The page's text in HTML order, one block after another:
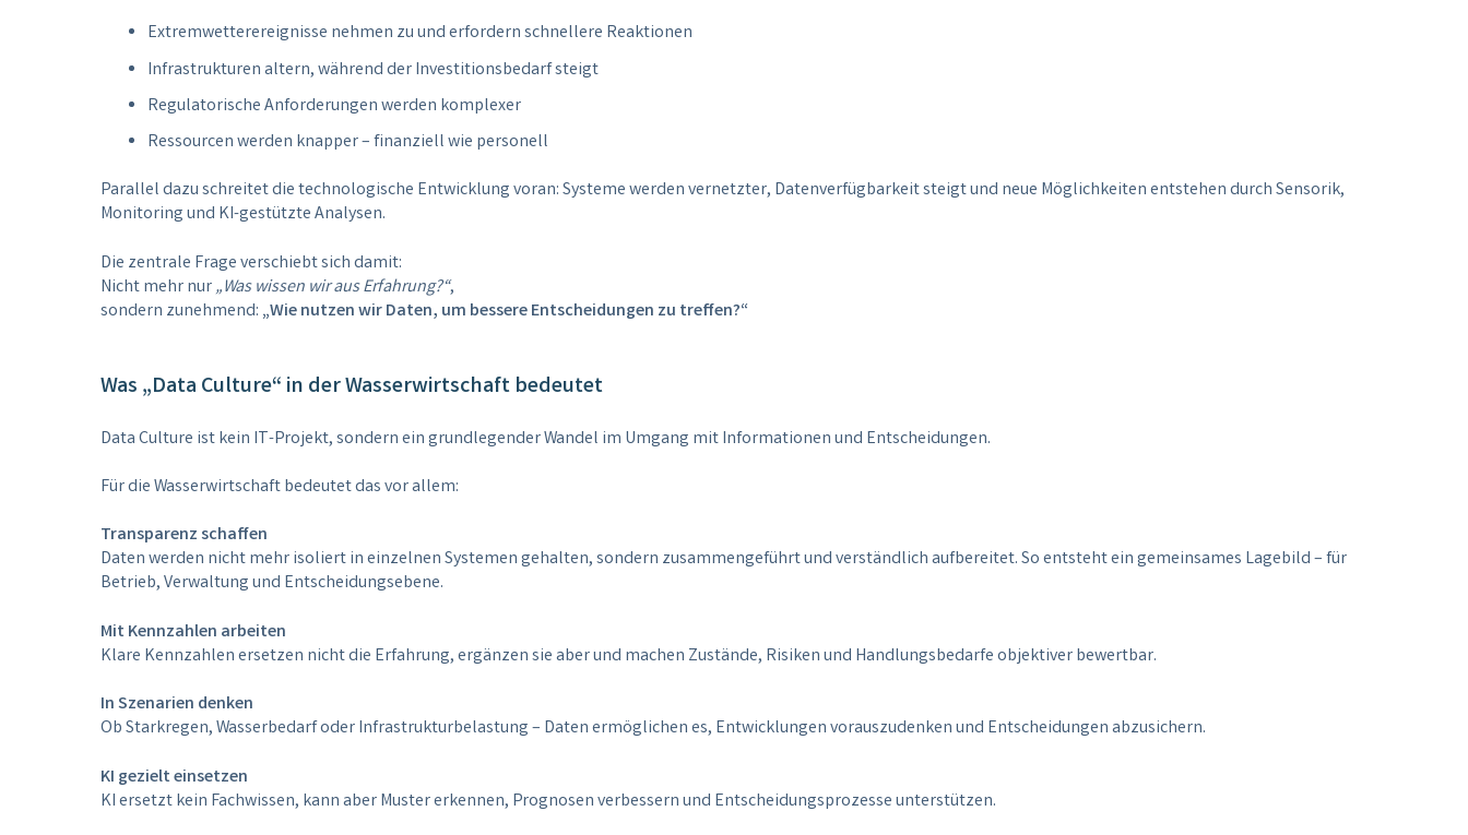
Extremwetterereignisse nehmen zu und erfordern schnellere Reaktionen
Infrastrukturen altern, während der Investitionsbedarf steigt
Regulatorische Anforderungen werden komplexer
Ressourcen werden knapper – finanziell wie personell
Parallel dazu schreitet die technologische Entwicklung voran: Systeme werden vernetzter, Datenverfügbarkeit steigt und neue Möglichkeiten entstehen durch Sensorik,
Monitoring und KI-gestützte Analysen.
Die zentrale Frage verschiebt sich damit:
Nicht mehr nur„Was wissen wir aus Erfahrung?“,
sondern zunehmend: „Wie nutzen wir Daten, um bessere Entscheidungen zu treffen?“
Was „Data Culture“ in der Wasserwirtschaft bedeutet
Data Culture ist kein IT-Projekt, sondern ein grundlegender Wandel im Umgang mit Informationen und Entscheidungen.
Für die Wasserwirtschaft bedeutet das vor allem:
Transparenz schaffen
Daten werden nicht mehr isoliert in einzelnen Systemen gehalten, sondern zusammengeführt und verständlich aufbereitet. So entsteht ein gemeinsames Lagebild – für
Betrieb, Verwaltung und Entscheidungsebene.
Mit Kennzahlen arbeiten
Klare Kennzahlen ersetzen nicht die Erfahrung, ergänzen sie aber und machen Zustände, Risiken und Handlungsbedarfe objektiver bewertbar.
In Szenarien denken
Ob Starkregen, Wasserbedarf oder Infrastrukturbelastung – Daten ermöglichen es, Entwicklungen vorauszudenken und Entscheidungen abzusichern.
KI gezielt einsetzen
KI ersetzt kein Fachwissen, kann aber Muster erkennen, Prognosen verbessern und Entscheidungsprozesse unterstützen.